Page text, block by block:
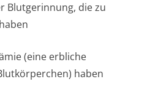
Blutgerinnung, die zu
(eine erbliche
ha­ben